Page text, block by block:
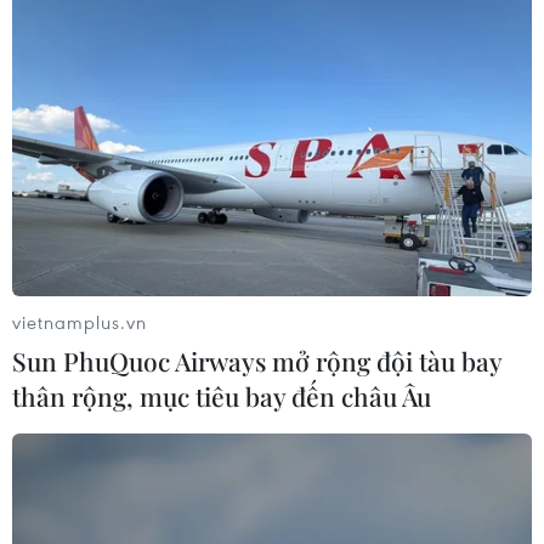
10/08/2026 10:29
Xem thêm
CƠ QUAN CHỦ QUẢN: THÔNG TẤN XÃ VIỆT NAM
Tổng Biên tập: TRẦN TIẾN DUẨN
Phó Tổng Biên tập: NGUYỄN THỊ TÁM, KHÚC THANH
vietnamplus.vn
Sun PhuQuoc Airways mở rộng đội tàu bay
thân rộng, mục tiêu bay đến châu Âu